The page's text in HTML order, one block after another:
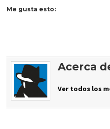
Me gusta esto:
Acerca
Ver todos los